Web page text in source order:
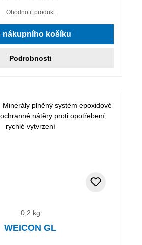
Ohodnotit produkt
nákupního košíku
Podrobnosti
0,2 kg
WEICON GL